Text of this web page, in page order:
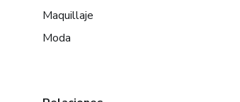
Maquillaje
Moda